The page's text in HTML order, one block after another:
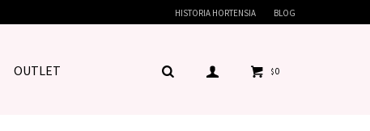
OUTLET $0
HISTORIA HORTENSIA BLOG